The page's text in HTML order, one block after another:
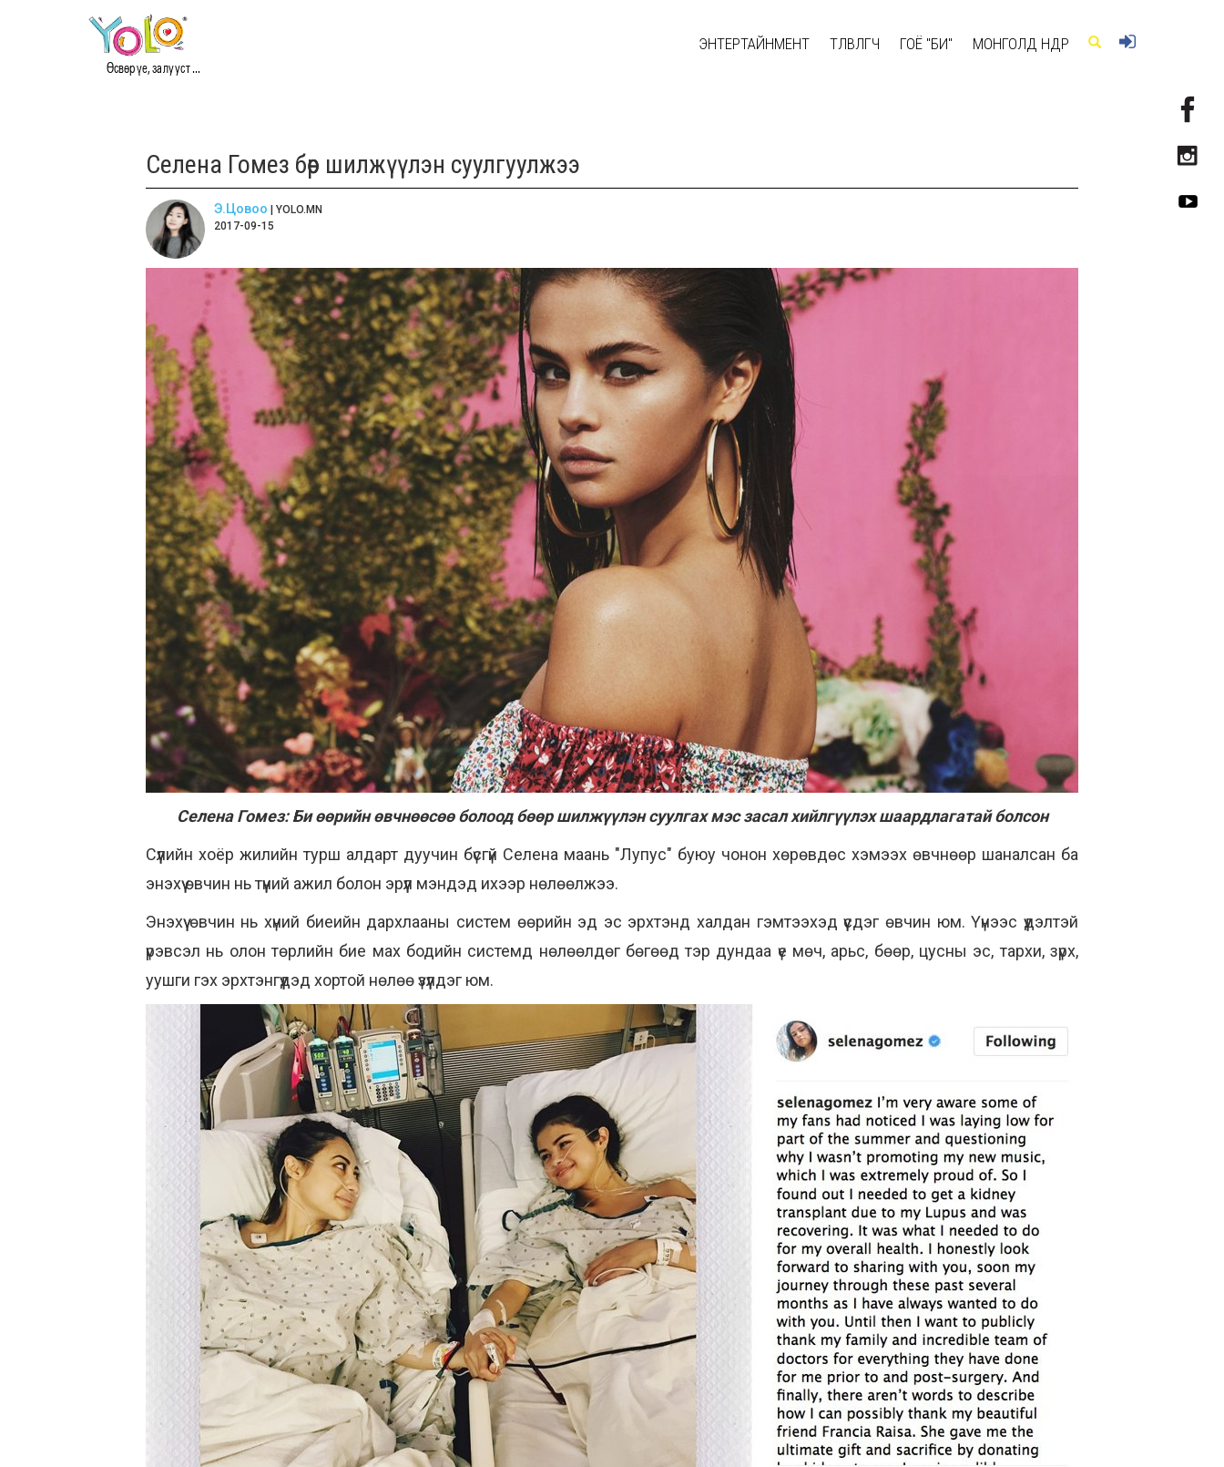
Өсвөр үе, залууст ...
ЭНТЕРТАЙНМЕНТ ТӨЛӨВЛӨГЧ ГОЁ "БИ" МОНГОЛД ӨНӨӨДӨР
Селена Гомез бөөр шилжүүлэн суулгуулжээ
Э.Цовоо | YOLO.MN
2017-09-15
Селена Гомез: Би өөрийн өвчнөөсөө болоод бөөр шилжүүлэн суулгах мэс засал хийлгүүлэх шаардлагатай болсон
Сүүлийн хоёр жилийн турш алдарт дуучин бүсгүй Селена маань "Лупус" буюу чонон хөрөвдөс хэмээх өвчнөөр шаналсан ба
энэхүү өвчин нь түүний ажил болон эрүүл мэндэд ихээр нөлөөлжээ.
Энэхүү өвчин нь хүний биеийн дархлааны систем өөрийн эд эс эрхтэнд халдан гэмтээхэд үүсдэг өвчин юм. Үүнээс үүдэлтэй
үрэвсэл нь олон төрлийн бие мах бодийн системд нөлөөлдөг бөгөөд тэр дундаа үе мөч, арьс, бөөр, цусны эс, тархи, зүрх,
уушги гэх эрхтэнгүүдэд хортой нөлөө үзүүлдэг юм.